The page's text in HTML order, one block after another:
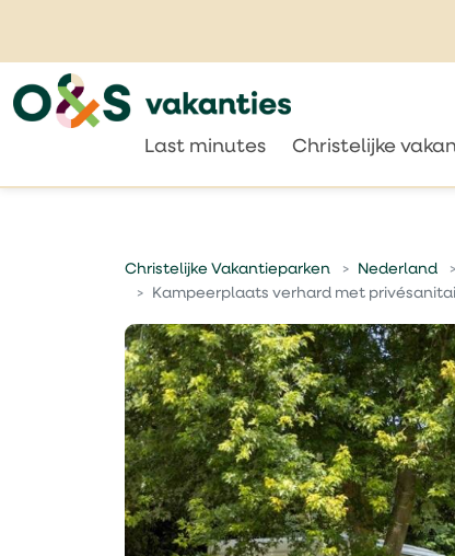
Last minutes Christelijke
Christelijke Vakantieparken Nederland
Kampeerplaats verhard met privésanitair